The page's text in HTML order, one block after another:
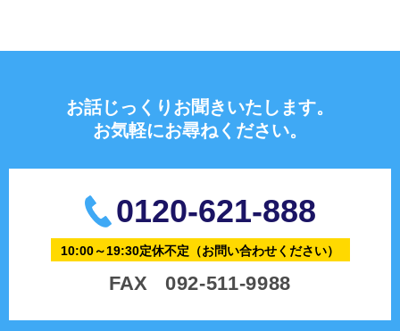
お話じっくりお聞きいたします。
お気軽にお尋ねください。
0120-621-888
10:00～19:30定休不定 （お問い合わせください）
FAX 092-511-9988